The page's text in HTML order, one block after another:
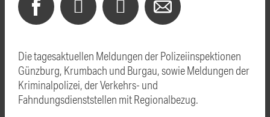
Die tagesaktuellen Meldungen der Polizeiinspektionen
Günzburg, Krumbach und Burgau, sowie Meldungen der
Kriminalpolizei, der Verkehrs- und
Fahndungsdienststellen mit Regionalbezug.